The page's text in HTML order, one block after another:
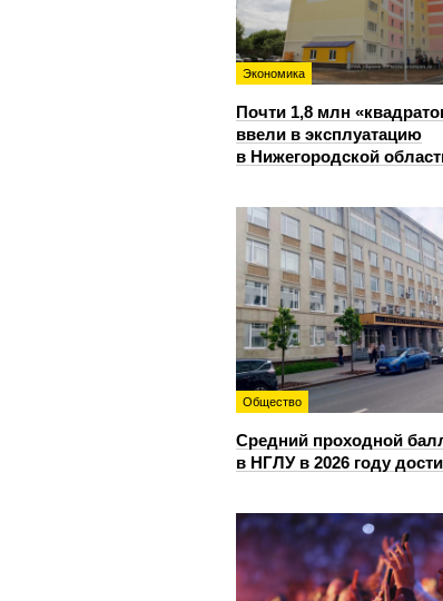
Экономика
Почти 1,8 млн
ввели в эксплуатацию
в Нижегородской
Общество
Средний проходной
в НГЛУ в 2026 году